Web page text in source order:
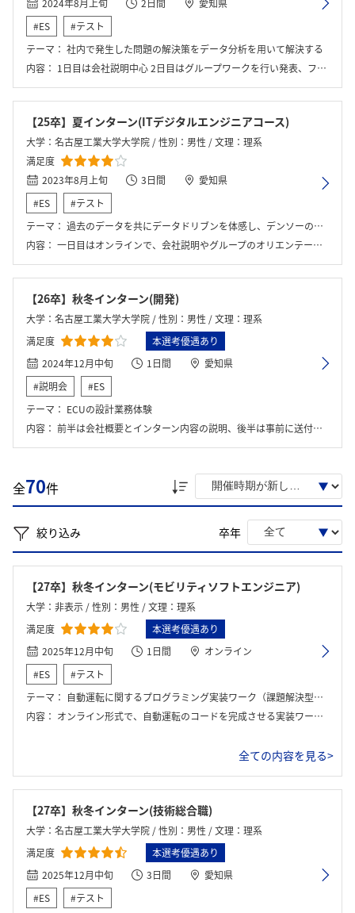
2024年8月上旬
2日間
愛知県
#ES
#テスト
テーマ： 社内で発生した問題の解決策をデータ分析を用いて解決する
内容： 1日目は会社説明中心 2日目はグループワークを行い発表、フィードバックを受けた。その後社員座談会があった。
【25卒】夏インターン(ITデジタルエンジニアコース)
大学：名古屋工業大学大学院 / 性別：男性 / 文理：理系
満足度
2023年8月上旬
3日間
愛知県
#ES
#テスト
テーマ： 過去のデータを共にデータドリブンを体感し、デンソーの未来について考える
内容： 一日目はオンラインで、会社説明やグループのオリエンテーションであった。2日目、3日目はグループワークに取り組みおだいについて議論をした。
【26卒】秋冬インターン(開発)
大学：名古屋工業大学大学院 / 性別：男性 / 文理：理系
満足度
本選考優遇あり
2024年12月中旬
1日間
愛知県
#説明会
#ES
テーマ： ECUの設計業務体験
内容： 前半は会社概要とインターン内容の説明、後半は事前に送付されたキットを用いての開発業務体験でした。
全70件
絞り込み 卒年
【27卒】秋冬インターン(モビリティソフトエンジニア)
大学：非表示 / 性別：男性 / 文理：理系
満足度
本選考優遇あり
2025年12月中旬
1日間
オンライン
#ES
#テスト
テーマ： 自動運転に関するプログラミング実装ワーク（課題解決型グループワーク）
内容： オンライン形式で、自動運転のコードを完成させる実装ワークを行った。前半は障害物回避行動の実装といった基礎的な課題から始め、後半は他グループが提示した要件を反映させる応用的な実装を行った。最後に社員からのフィードバックと、1.5時間の座談会が実施された。
全ての内容を見る>
【27卒】秋冬インターン(技術総合職)
大学：名古屋工業大学大学院 / 性別：男性 / 文理：理系
満足度
本選考優遇あり
2025年12月中旬
3日間
愛知県
#ES
#テスト